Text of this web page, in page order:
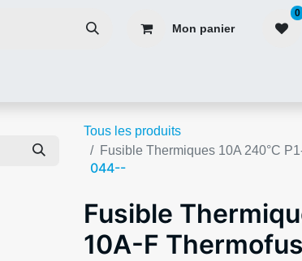
Mon panier
0
Tous les produits
Fusible Thermiques 10A 240°C
044--
Fusible
10A-F